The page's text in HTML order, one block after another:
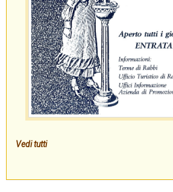
Vedi tutti